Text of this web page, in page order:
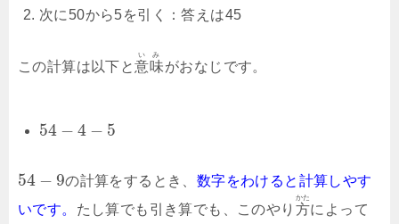
次に50から5を引く：答えは45
この計算は以下と意味
いみ
がおなじです。
54 − 4 − 5
54 − 9の計算をするとき、 数字をわけると計算しやす
いです。 たし算でも引き算でも、このやり 方
かた
によって